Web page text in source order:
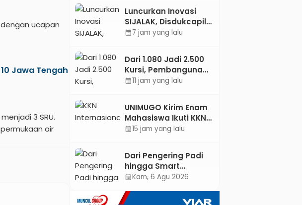
ucapan
Jawa Tengah
3 SRU.
air
Secara Manual
Luncurkan Inovasi
SIJALAK, Disdukcapil
Kebumen Perkuat
Tingkat Desa
calendar_month7 jam yang lalu
Dari 1.080 Jadi 2.500
Kursi, Pembangunan
Sekolah Rakyat
Oktober 2026
calendar_month11 jam yang lalu
UNIMUGO Kirim Enam
Mahasiswa Ikuti KKN
Internasional 2026 di
calendar_month15 jam yang lalu
Dari Pengering Padi
hingga Smart
Parking: Mahasiswa
Pameran CODEX 2
calendar_monthKam, 6 Agu 2026